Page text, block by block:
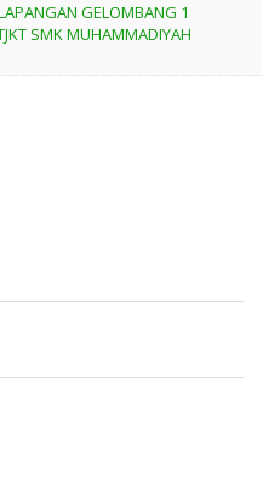
GELOMBANG 1
SMK MUHAMMADIYAH